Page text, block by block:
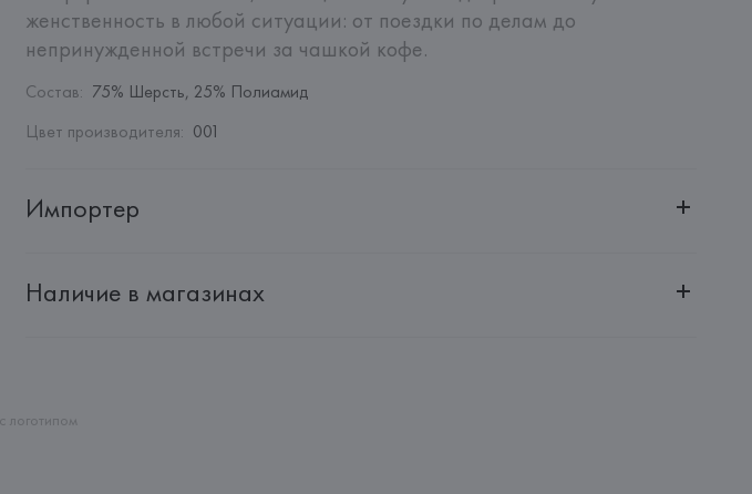
женственность в любой ситуации: от поездки по делам до
непринужденной встречи за чашкой кофе.
Состав: 75% Шерсть, 25% Полиамид
Цвет производителя: 001
Импортер
Адрес: Республика Беларусь, 220051, г. Минск, ул. Рафиева, д. 64, помещение 2-27
Наличие в магазинах
логотипом